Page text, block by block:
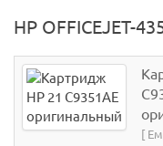
HP OFFICEJET-
[